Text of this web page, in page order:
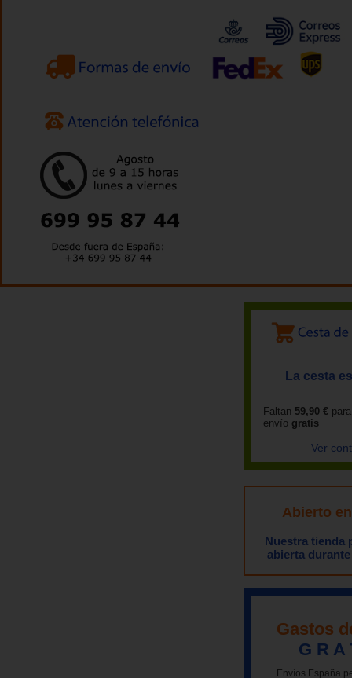
La cesta
Faltan 59,90 €
envío gratis
Ver
Abierto
Nuestra tienda
abierta
Gastos
G R A
Envíos España